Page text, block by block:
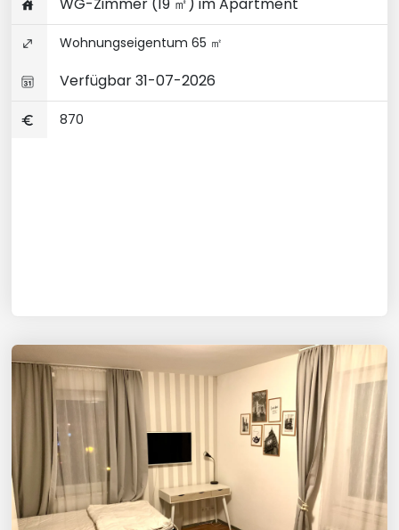
Wohnungseigentum 65 ㎡
Verfügbar 31-07-2026
870